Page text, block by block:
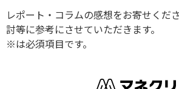
レポート・コラムの感想をお寄せくだ
討等に参考にさせていただきます。
※は必須項目です。